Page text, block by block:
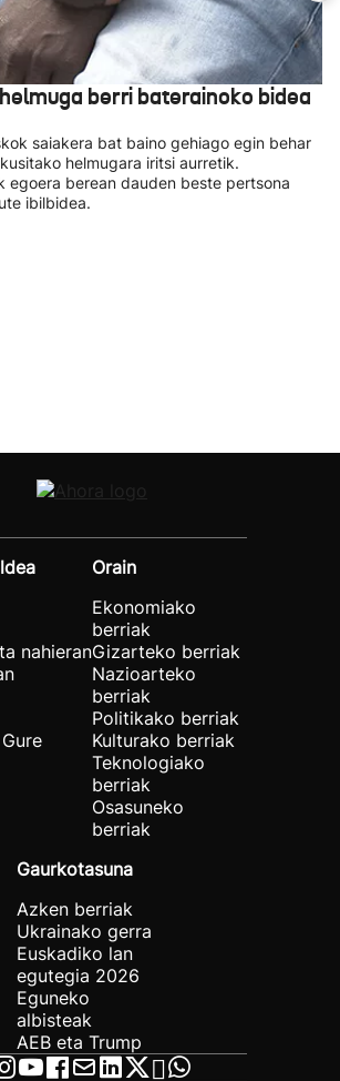
berri baterainoko bidea
saiakera bat baino gehiago egin behar
helmugara iritsi aurretik.
egoera berean dauden beste pertsona
ibilbidea.
nahieran
Orain
Ekonomiako
berriak
Gizarteko berriak
Nazioarteko
berriak
Politikako berriak
Kulturako berriak
Teknologiako
berriak
Osasuneko
berriak
Gaurkotasuna
Azken berriak
Ukrainako gerra
Euskadiko lan
egutegia 2026
Eguneko
albisteak
AEB eta Trump